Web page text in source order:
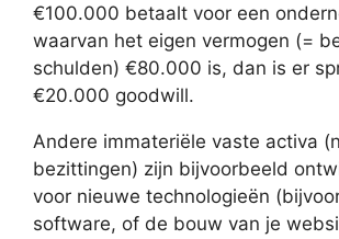
€100.000 betaalt voor een
waarvan het eigen vermogen (=
schulden) €80.000 is, dan is er
€20.000 goodwill.
Andere immateriële vaste activa
bezittingen) zijn bijvoorbeeld
voor nieuwe technologieën
software, of de bouw van je